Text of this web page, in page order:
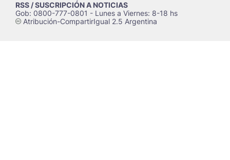
RSS / SUSCRIPCIÓN A NOTICIAS
Gob: 0800-777-0801 - Lunes a Viernes: 8-18 hs
cAtribución-CompartirIgual 2.5 Argentina